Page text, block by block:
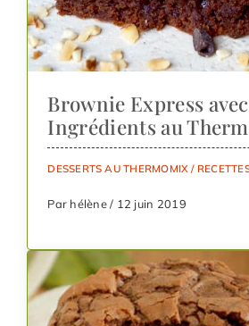
Brownie Express
Ingrédients au
DESSERTS AU THERMOMIX /
Par hélène / 12 juin 2019